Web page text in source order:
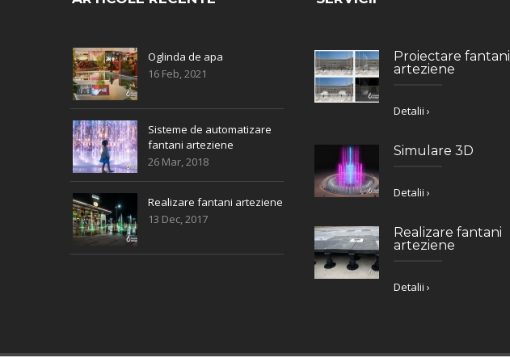
Oglinda de apa
16 Feb, 2021
Sisteme de automatizare
fantani arteziene
26 Mar, 2018
Realizare fantani arteziene
13 Dec, 2017
Proiectare fantani
arteziene
Detalii ›
Simulare 3D
Detalii ›
Realizare fantani
arteziene
Detalii ›